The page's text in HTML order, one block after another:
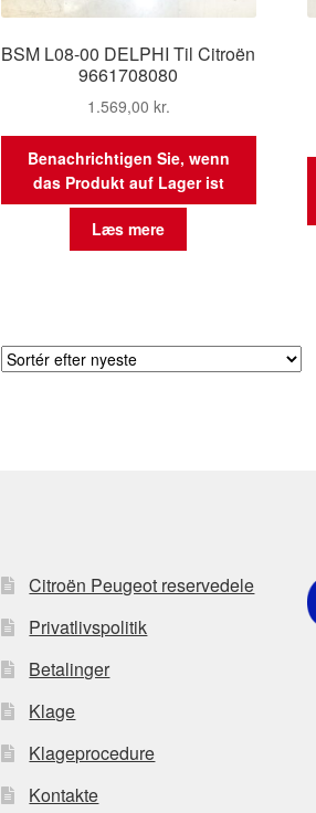
BSM L08-00 DELPHI Til Citroën
9661708080
1.569,00 kr.
Benachrichtigen Sie, wenn
das Produkt auf Lager ist
Læs mere
Citroën Peugeot reservedele
Privatlivspolitik
Betalinger
Klage
Klageprocedure
Kontakte